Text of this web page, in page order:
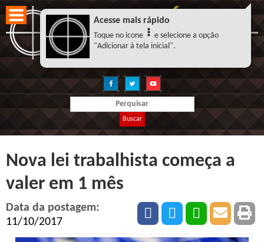
Buscar
Nova lei trabalhista começa a
valer em 1 mês
Data da postagem:
11/10/2017
Acesse mais rápido
Toque no icone
e selecione a opção
"Adicionar à tela inicial".